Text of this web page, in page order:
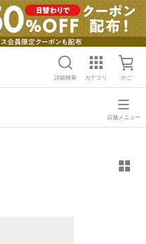
詳細検索 カテゴリ かご
店舗メニュー